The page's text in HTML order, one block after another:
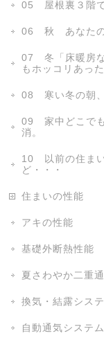
05 屋根裏３階で
06 秋 あなたの
07 冬「床暖房
もホッコリあっ
08 寒い冬の朝、
09 家中どこで
消。
10 以前の住ま
ど・・・
住まいの性能
アキの性能
基礎外断熱性能
夏さわやか二重
換気・結露シス
自動通気システム